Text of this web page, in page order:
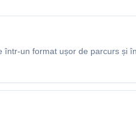
într-un format ușor de parcurs și